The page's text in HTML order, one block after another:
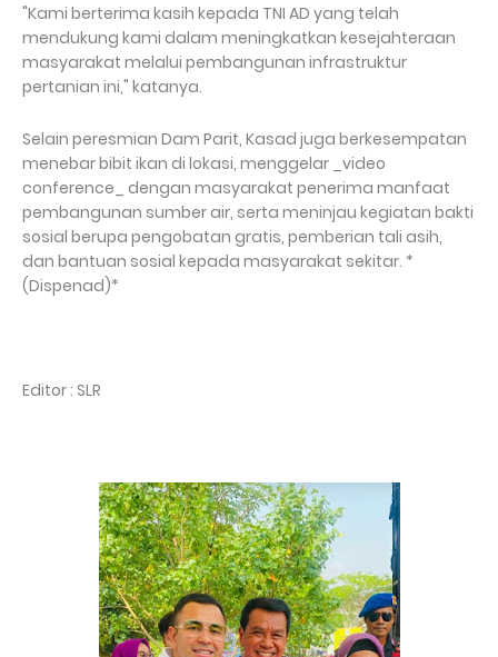
"Kami berterima kasih kepada TNI AD yang telah
mendukung kami dalam meningkatkan kesejahteraan
masyarakat melalui pembangunan infrastruktur
pertanian ini," katanya.
Selain peresmian Dam Parit, Kasad juga berkesempatan
menebar bibit ikan di lokasi, menggelar _video
conference_ dengan masyarakat penerima manfaat
pembangunan sumber air, serta meninjau kegiatan bakti
sosial berupa pengobatan gratis, pemberian tali asih,
dan bantuan sosial kepada masyarakat sekitar. *
(Dispenad)*
Editor : SLR